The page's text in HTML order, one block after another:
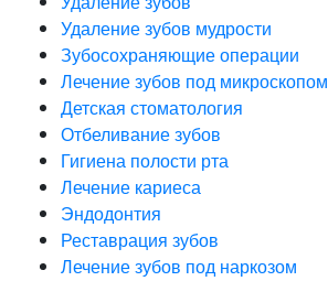
Удаление зубов мудрости
Зубосохраняющие операции
Лечение зубов под микроскопом
Детская стоматология
Отбеливание зубов
Гигиена полости рта
Лечение кариеса
Эндодонтия
Реставрация зубов
Лечение зубов под наркозом